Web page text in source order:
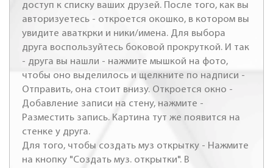
доступ к списку ваших друзей. После того, как вы
авторизуетесь - откроется окошко, в котором вы
увидите аваткрки и ники/имена. Для выбора
друга воспользуйтесь боковой прокруткой. И так
- друга вы нашли - нажмите мышкой на фото,
чтобы оно выделилось и щелкните по надписи -
Отправить, она стоит внизу. Откроется окно -
Добавление записи на стену, нажмите -
Разместить запись. Картина тут же появится на
стенке у друга.
Для того, чтобы создать муз открытку - Нажмите
на кнопку "Создать муз. открытки". В